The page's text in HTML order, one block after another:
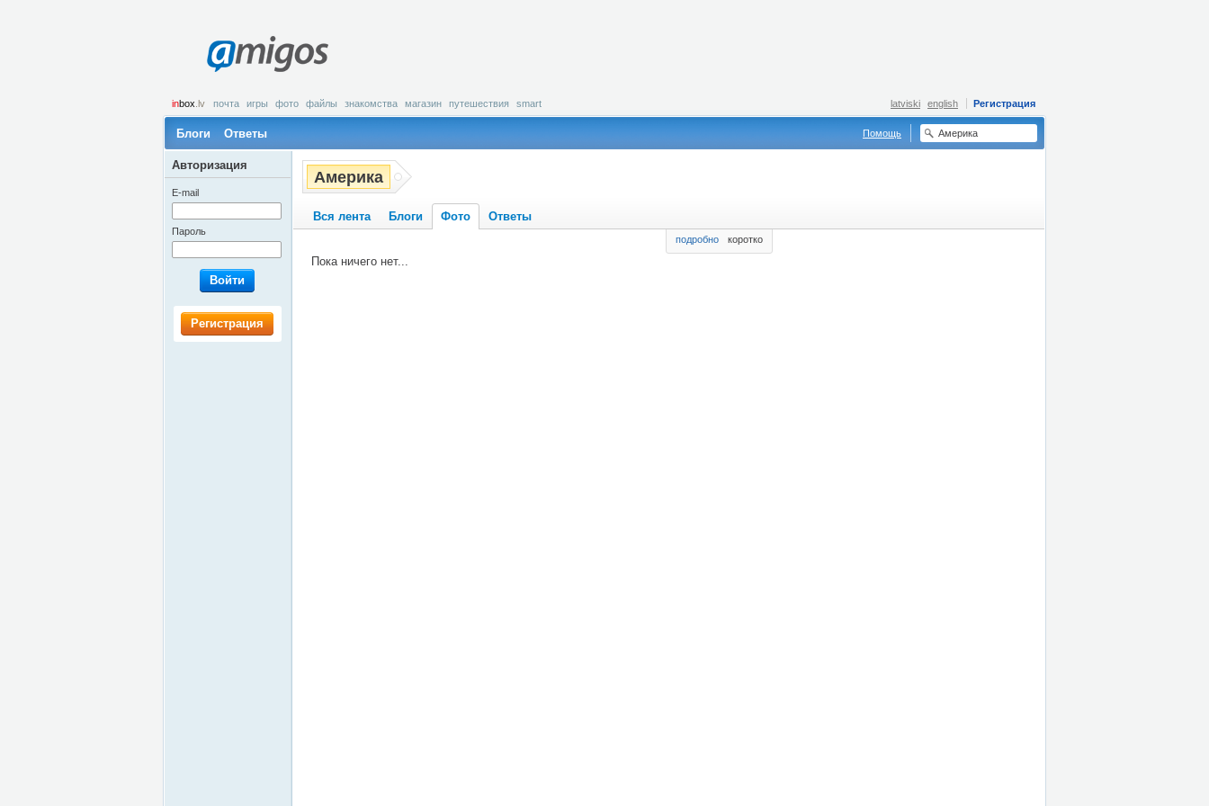
amigos
inbox .lv почта игры фото файлы знакомства магазин путешествия smart Регистрация
latviski english
Блоги Ответы Помощь
Америка
Вся лента Блоги Фото Ответы
подробно коротко
Пока ничего нет...
Авторизация
E-mail
Пароль
Войти
Регистрация